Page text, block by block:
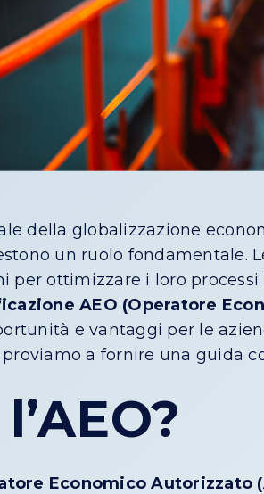
della globalizzazione
un ruolo fondamentale.
per ottimizzare i loro
AEO (Operatore
e vantaggi per le
proviamo a fornire una guida
Economico Autorizzato